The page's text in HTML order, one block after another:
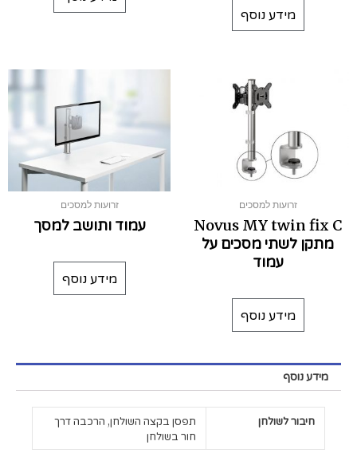
מידע נוסף
זרועות למסכים
Novus MY twin fix C
מתקן לשתי מסכים על
עמוד
מידע נוסף
זרועות למסכים
עמוד ותושב למסך
מידע נוסף
מידע נוסף
חיבור לשולחן
תפסן בקצה השולחן, הרכבה דרך
חור בשולחן